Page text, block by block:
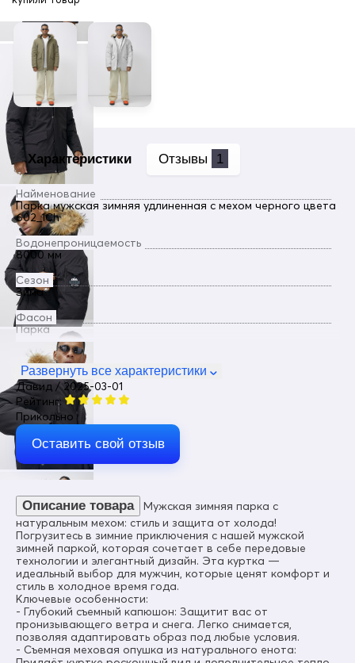
Характеристики Отзывы 1
Найменование
Парка мужская зимняя удлиненная с мехом черного цвета
602_1Ch
Водонепроницаемость
8000 мм
Сезон
Зима
Фасон
Парка
Пол
Мужской
Цвет
Черный
Материал
Мембранные материалы, Полиэстер, Тефлон, Плащевка
Состав
100% Полиэстер
Материал подкладки
100% Полиэстер
Материал подкладки воротника
100% Полиэстер/флис
Материал наполнителя
Тинсулейт
Плотность утеплителя (г/кв.м)
290
Диапазон температуры С°
Развернуть все характеристики
Давид / 2025-03-01
Рейтинг:
Прикольно
Оставить свой отзыв
Описание товара
Мужская зимняя парка с
натуральным мехом: стиль и защита от холода!
Погрузитесь в зимние приключения с нашей мужской
зимней паркой, которая сочетает в себе передовые
технологии и элегантный дизайн. Эта куртка —
идеальный выбор для мужчин, которые ценят комфорт и
стиль в холодное время года.
Ключевые особенности:
- Глубокий съемный капюшон: Защитит вас от
пронизывающего ветра и снега. Легко снимается,
позволяя адаптировать образ под любые условия.
- Съемная меховая опушка из натурального енота: